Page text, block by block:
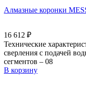
Алмазные коронки
16 612 ₽
Технические
сверления с подачей
сегментов – 08
В корзину